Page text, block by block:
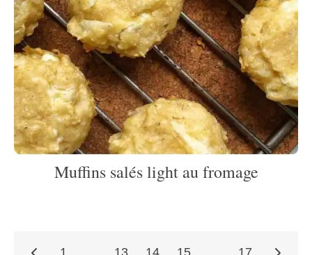
Muffins salés light au fromage
1 … 13 14 15 … 17